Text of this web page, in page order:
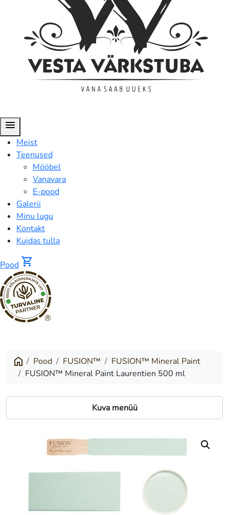
menu
Meist
Teenused
Mööbel
Vanavara
E-pood
Galerii
Minu lugu
Kontakt
Kuidas tulla
Pood shopping_cart
®
Paint
Laurentien
500
ml
Pood FUSION™
FUSION™ Mineral Paint
FUSION™ Mineral Paint Laurentien 500 ml
Kuva menüü